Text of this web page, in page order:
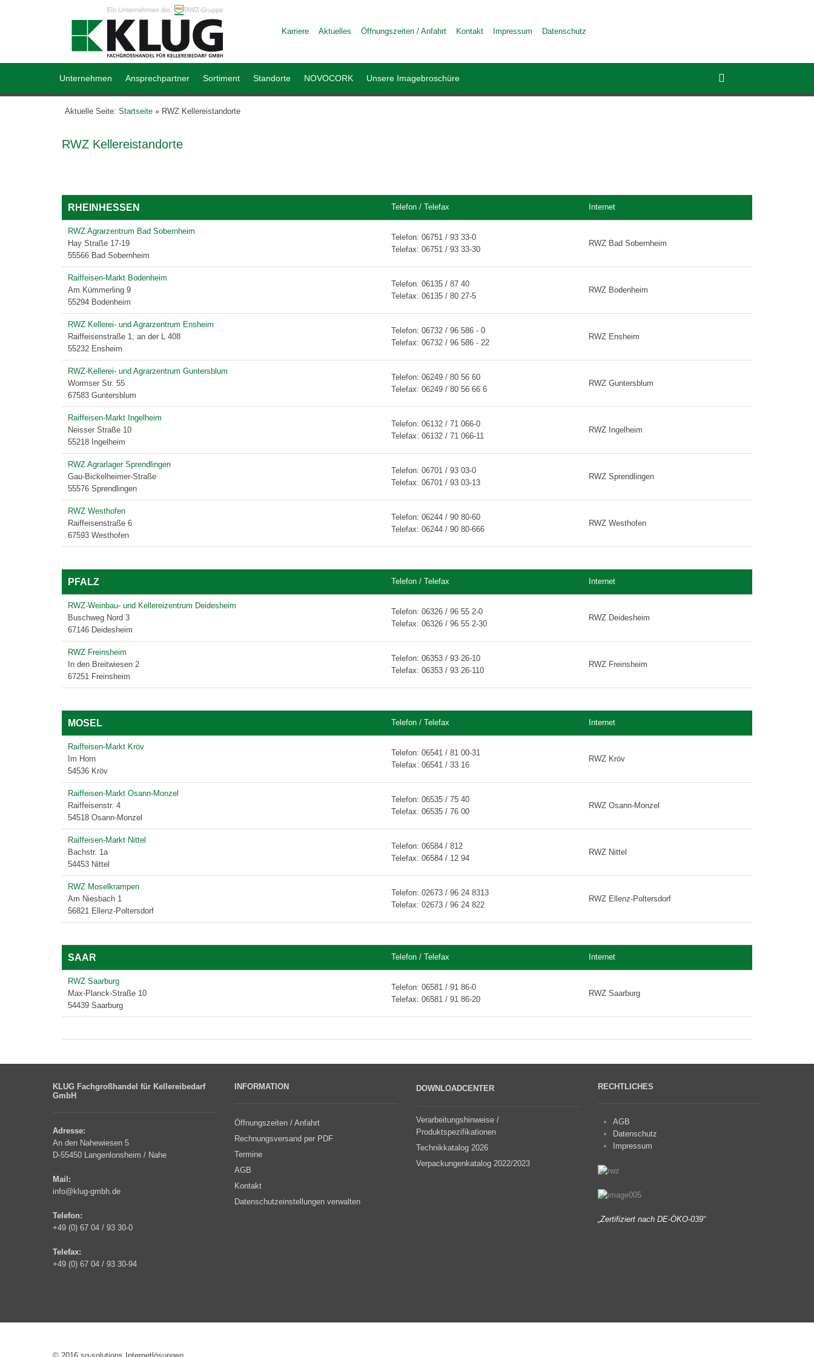
Karriere Aktuelles Öffnungszeiten / Anfahrt Kontakt Impressum Datenschutz
Unternehmen Ansprechpartner Sortiment Standorte NOVOCORK Unsere Imagebroschüre
Aktuelle Seite: Startseite » RWZ Kellereistandorte
RWZ Kellereistandorte
RHEINHESSEN Telefon / Telefax Internet
RWZ Agrarzentrum Bad Sobernheim
Hay Straße 17-19
55566 Bad Sobernheim
Telefon: 06751 / 93 33-0
Telefax: 06751 / 93 33-30
RWZ Bad Sobernheim
Raiffeisen-Markt Bodenheim
Am Kümmerling 9
55294 Bodenheim
Telefon: 06135 / 87 40
Telefax: 06135 / 80 27-5
RWZ Bodenheim
RWZ Kellerei- und Agrarzentrum Ensheim
Raiffeisenstraße 1; an der L 408
55232 Ensheim
Telefon: 06732 / 96 586 - 0
Telefax: 06732 / 96 586 - 22
RWZ Ensheim
RWZ-Kellerei- und Agrarzentrum Guntersblum
Wormser Str. 55
67583 Guntersblum
Telefon: 06249 / 80 56 60
Telefax: 06249 / 80 56 66 6
RWZ Guntersblum
Raiffeisen-Markt Ingelheim
Neisser Straße 10
55218 Ingelheim
Telefon: 06132 / 71 066-0
Telefax: 06132 / 71 066-11
RWZ Ingelheim
RWZ Agrarlager Sprendlingen
Gau-Bickelheimer-Straße
55576 Sprendlingen
Telefon: 06701 / 93 03-0
Telefax: 06701 / 93 03-13
RWZ Sprendlingen
RWZ Westhofen
Raiffeisenstraße 6
67593 Westhofen
Telefon: 06244 / 90 80-60
Telefax: 06244 / 90 80-666
RWZ Westhofen
PFALZ Telefon / Telefax Internet
RWZ-Weinbau- und Kellereizentrum Deidesheim
Buschweg Nord 3
67146 Deidesheim
Telefon: 06326 / 96 55 2-0
Telefax: 06326 / 96 55 2-30
RWZ Deidesheim
RWZ Freinsheim
In den Breitwiesen 2
67251 Freinsheim
Telefon: 06353 / 93 26-10
Telefax: 06353 / 93 26-110
RWZ Freinsheim
MOSEL Telefon / Telefax Internet
Raiffeisen-Markt Kröv
Im Horn
54536 Kröv
Telefon: 06541 / 81 00-31
Telefax: 06541 / 33 16
RWZ Kröv
Raiffeisen-Markt Osann-Monzel
Raiffeisenstr. 4
54518 Osann-Monzel
Telefon: 06535 / 75 40
Telefax: 06535 / 76 00
RWZ Osann-Monzel
Raiffeisen-Markt Nittel
Bachstr. 1a
54453 Nittel
Telefon: 06584 / 812
Telefax: 06584 / 12 94
RWZ Nittel
RWZ Moselkrampen
Am Niesbach 1
56821 Ellenz-Poltersdorf
Telefon: 02673 / 96 24 8313
Telefax: 02673 / 96 24 822
RWZ Ellenz-Poltersdorf
SAAR Telefon / Telefax Internet
RWZ Saarburg
Max-Planck-Straße 10
54439 Saarburg
Telefon: 06581 / 91 86-0
Telefax: 06581 / 91 86-20
RWZ Saarburg
KLUG Fachgroßhandel für Kellereibedarf
GmbH
Adresse:
An den Nahewiesen 5
D-55450 Langenlonsheim / Nahe
Mail:
info@klug-gmbh.de
Telefon:
+49 (0) 67 04 / 93 30-0
Telefax:
+49 (0) 67 04 / 93 30-94
INFORMATION
Öffnungszeiten / Anfahrt
Rechnungsversand per PDF
Termine
AGB
Kontakt
Datenschutzeinstellungen verwalten
DOWNLOADCENTER
Verarbeitungshinweise /
Produktspezifikationen
Technikkatalog 2026
Verpackungenkatalog 2022/2023
RECHTLICHES
AGB
Datenschutz
Impressum
„Zertifiziert nach DE-ÖKO-039“